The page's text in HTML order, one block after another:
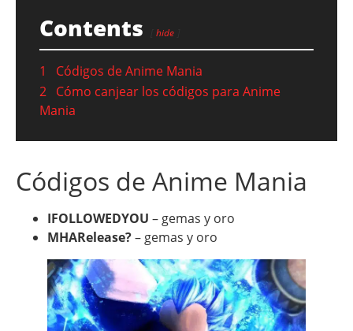
Contents hide
1
Códigos de Anime Mania
2 Cómo canjear los códigos para Anime
Mania
Códigos de Anime Mania
IFOLLOWEDYOU – gemas y oro
MHARelease?– gemas y oro